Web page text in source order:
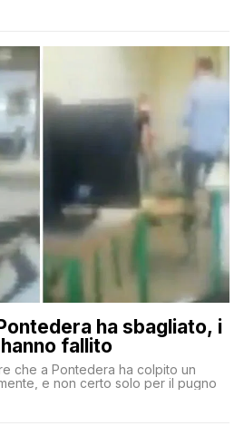
ha sbagliato, i
fallito
che a Pontedera ha colpito un
e non certo solo per il pugno